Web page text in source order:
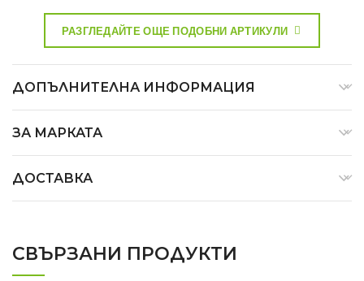
РАЗГЛЕДАЙТЕ ОЩЕ ПОДОБНИ АРТИКУЛИ
ДОПЪЛНИТЕЛНА ИНФОРМАЦИЯ
ЗА МАРКАТА
ДОСТАВКА
СВЪРЗАНИ ПРОДУКТИ